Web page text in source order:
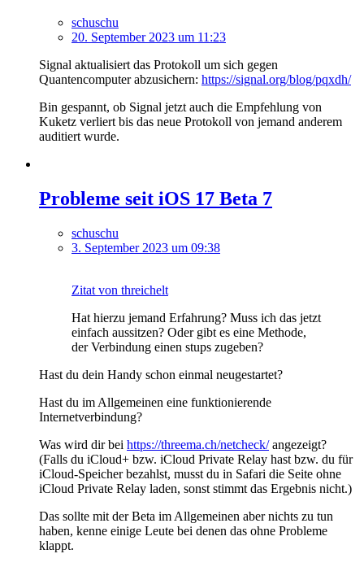
schuschu
20. September 2023 um 11:23
Signal aktualisiert das Protokoll um sich gegen
Quantencomputer abzusichern: https://signal.org/blog/pqxdh/
Bin gespannt, ob Signal jetzt auch die Empfehlung von
Kuketz verliert bis das neue Protokoll von jemand anderem
auditiert wurde.
Probleme seit iOS 17 Beta 7
schuschu
3. September 2023 um 09:38
Zitat von threichelt
Hat hierzu jemand Erfahrung? Muss ich das jetzt
einfach aussitzen? Oder gibt es eine Methode,
der Verbindung einen stups zugeben?
Hast du dein Handy schon einmal neugestartet?
Hast du im Allgemeinen eine funktionierende
Internetverbindung?
Was wird dir bei https://threema.ch/netcheck/angezeigt?
(Falls du iCloud+ bzw. iCloud Private Relay hast bzw. du für
iCloud-Speicher bezahlst, musst du in Safari die Seite ohne
iCloud Private Relay laden, sonst stimmt das Ergebnis nicht.)
Das sollte mit der Beta im Allgemeinen aber nichts zu tun
haben, kenne einige Leute bei denen das ohne Probleme
klappt.